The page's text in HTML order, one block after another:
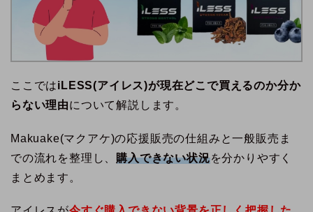
ここではiLESS(アイレス)が現在どこで買えるのか分か
らない理由について解説します。
Makuake(マクアケ)の応援販売の仕組みと一般販売ま
での流れを整理し、 購入できない状況を分かりやすく
まとめます。